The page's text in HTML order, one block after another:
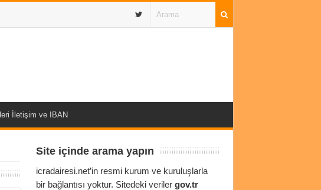
İletişim ve IBAN
Site içinde arama yapın
icradairesi.net’in resmi kurum ve kuruluşlarla
bir bağlantısı yoktur. Sitedeki veriler gov.tr